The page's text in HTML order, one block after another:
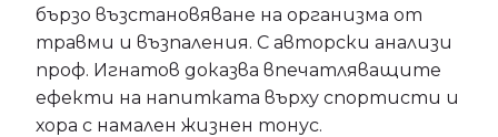
бързо възстановяване на организма от
травми и възпаления. С авторски анализи
проф. Игнатов доказва впечатляващите
ефекти на напитката върху спортисти и
хора с намален жизнен тонус.